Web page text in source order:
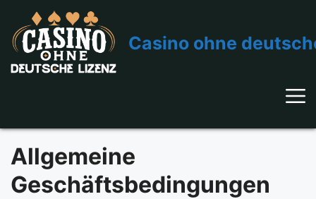
Inhalt
springen
Casino ohne
Allgemeine
Geschäftsbedingungen